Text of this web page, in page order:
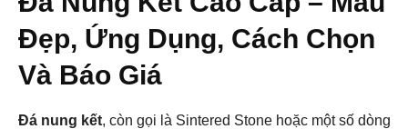
Đẹp, Ứng Dụng, Cách Chọn
Và Báo Giá
Đá nung kết, còn gọi là Sintered Stone hoặc một số dòng